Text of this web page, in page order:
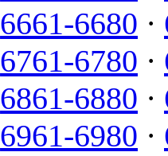
6661-6680 ·
6761-6780 ·
6861-6880 ·
6961-6980 ·